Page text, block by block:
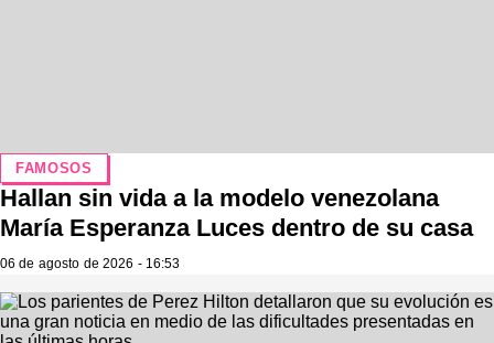
FAMOSOS
Hallan sin vida a la modelo venezolana
María Esperanza Luces dentro de su casa
06 de agosto de 2026 - 16:53